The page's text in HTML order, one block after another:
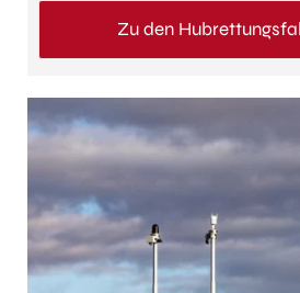
Zu den